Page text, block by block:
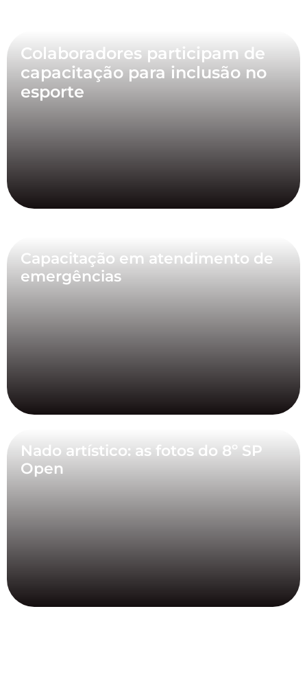
Colaboradores participam de
capacitação para inclusão no
esporte
Capacitação em atendimento de
emergências
Nado artístico: as fotos do 8º SP
Open